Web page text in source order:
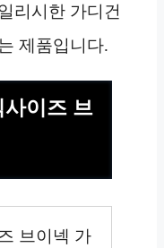
리시한 가디건
제품입니다.
이즈 브
브이넥 가